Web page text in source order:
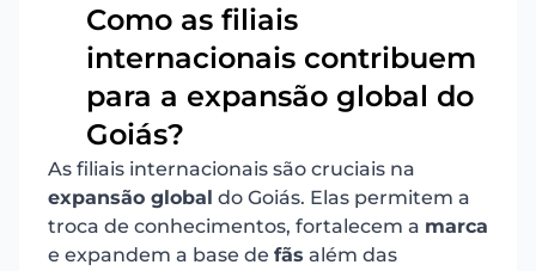
Como as filiais
internacionais contribuem
para a expansão global do
Goiás?
As filiais internacionais são cruciais na
expansão global do Goiás. Elas permitem a
troca de conhecimentos, fortalecem a marca
e expandem a base de fãs além das